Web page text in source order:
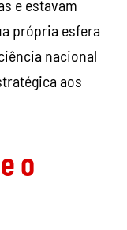
e estavam
própria esfera
nacional
aos
o